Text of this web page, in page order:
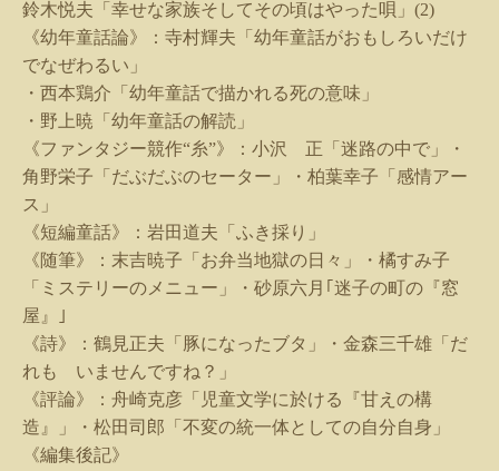
鈴木悦夫「幸せな家族そしてその頃はやった唄」 (2)
《幼年童話論》：寺村輝夫「幼年童話がおもしろいだけ
でなぜわるい」
・西本鶏介「幼年童話で描かれる死の意味」
・野上暁「幼年童話の解読」
《ファンタジー競作“糸”》：小沢 正「迷路の中で」・
角野栄子「だぶだぶのセーター」・柏葉幸子「感情アー
ス」
《短編童話》：岩田道夫「ふき採り」
《随筆》：末吉暁子「お弁当地獄の日々」・橘すみ子
「ミステリーのメニュー」・砂原六月｢迷子の町の『窓
屋』｣
《詩》：鶴見正夫「豚になったブタ」・金森三千雄「だ
れも いませんですね？」
《評論》：舟崎克彦「児童文学に於ける『甘えの構
造』」・松田司郎「不変の統一体としての自分自身」
《編集後記》